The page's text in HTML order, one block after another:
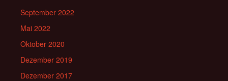
September 2022
Mai 2022
Oktober 2020
Dezember 2019
Dezember 2017